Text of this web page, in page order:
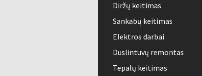
Diržų keitimas
Sankabų keitimas
Elektros darbai
Duslintuvų remontas
Tepalų keitimas